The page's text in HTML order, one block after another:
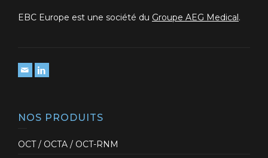
EBC Europe est une société du Groupe AEG Medical.
NOS PRODUITS
OCT / OCTA / OCT-RNM